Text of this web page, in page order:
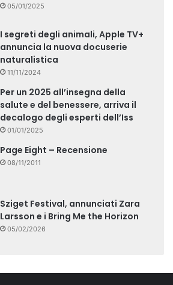
05/01/2025
I segreti degli animali, Apple TV+
annuncia la nuova docuserie
naturalistica
11/11/2024
Per un 2025 all’insegna della
salute e del benessere, arriva il
decalogo degli esperti dell’Iss
01/01/2025
Page Eight – Recensione
08/11/2011
Sziget Festival, annunciati Zara
Larsson e i Bring Me the Horizon
05/02/2026